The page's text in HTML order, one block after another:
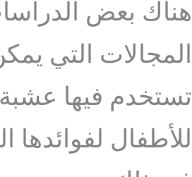
هناك بعض
المجالات التي
تستخدم فيها عشبة
للأطفال لفوائدها